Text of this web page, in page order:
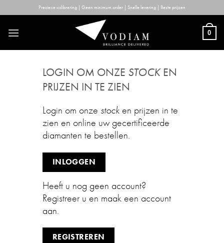
to
content
Precieze calibrering | Geen minimum order | Snelle levering | Beste prijzen
0
LOGIN OM ONZE STOCKEN
PRIJZEN IN TE ZIEN
Login om onze stock en prijzen in te
zien en online uw gecertificeerde
diamanten te bestellen.
INLOGGEN
Heeft u nog geen account?
Registreer u en maak een account
aan.
REGISTREREN